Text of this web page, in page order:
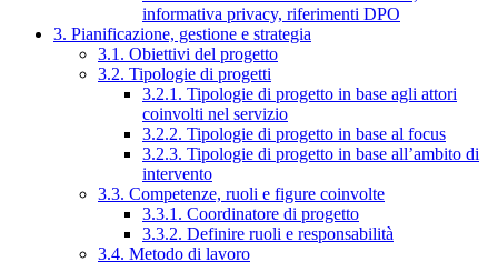
informativa privacy, riferimenti DPO
3. Pianificazione, gestione e strategia
3.1. Obiettivi del progetto
3.2. Tipologie di progetti
3.2.1. Tipologie di progetto in base agli attori
coinvolti nel servizio
3.2.2. Tipologie di progetto in base al focus
3.2.3. Tipologie di progetto in base all’ambito di
intervento
3.3. Competenze, ruoli e figure coinvolte
3.3.1. Coordinatore di progetto
3.3.2. Definire ruoli e responsabilità
3.4. Metodo di lavoro